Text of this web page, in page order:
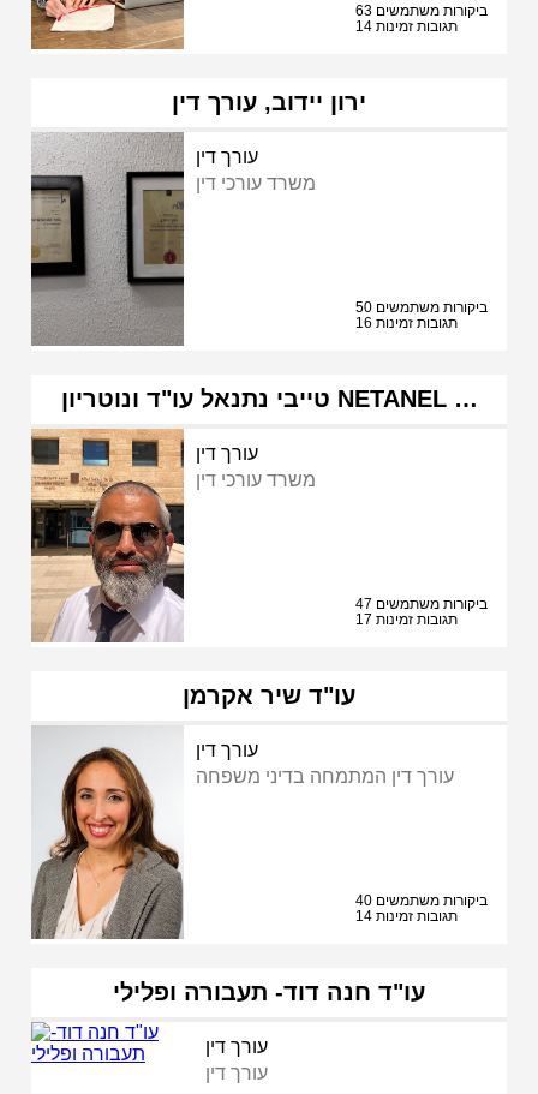
63 ביקורות משתמשים
14 תגובות זמינות
ירון יידוב, עורך דין
עורך דין
משרד עורכי דין
50 ביקורות משתמשים
16 תגובות זמינות
טייבי נתנאל עו"ד ונוטריון NETANEL …
עורך דין
משרד עורכי דין
47 ביקורות משתמשים
17 תגובות זמינות
עו"ד שיר אקרמן
עורך דין
עורך דין המתמחה בדיני משפחה
40 ביקורות משתמשים
14 תגובות זמינות
עו"ד חנה דוד- תעבורה ופלילי
עורך דין
עורך דין